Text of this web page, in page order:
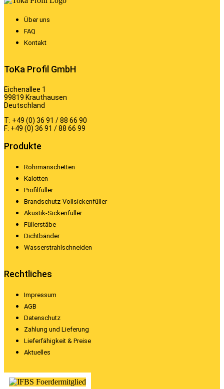
Über uns
FAQ
Kontakt
ToKa Profil GmbH
Eichenallee 1
99819 Krauthausen
Deutschland
T: +49 (0) 36 91 / 88 66 90
F: +49 (0) 36 91 / 88 66 99
Produkte
Rohrmanschetten
Kalotten
Profilfüller
Brandschutz-Vollsickenfüller
Akustik-Sickenfüller
Füllerstäbe
Dichtbänder
Wasserstrahlschneiden
Rechtliches
Impressum
AGB
Datenschutz
Zahlung und Lieferung
Lieferfähigkeit & Preise
Aktuelles